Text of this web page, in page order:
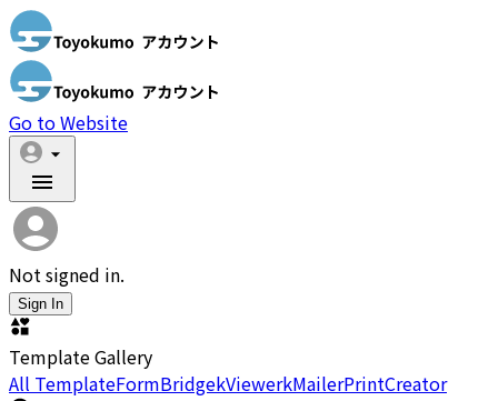
Go to Website
Not signed in.
Sign In
Template Gallery
All TemplateFormBridgekViewerkMailerPrintCreator